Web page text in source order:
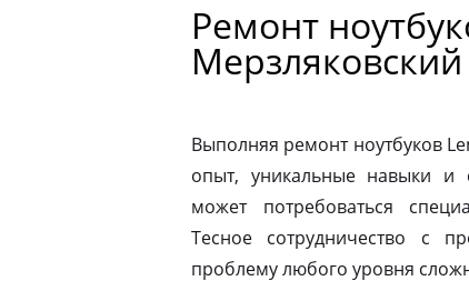
Ремонт
Выполняя ремонт ноутбуков
опыт, уникальные навыки и
может потребоваться
Тесное сотрудничество с
проблему любого уровня